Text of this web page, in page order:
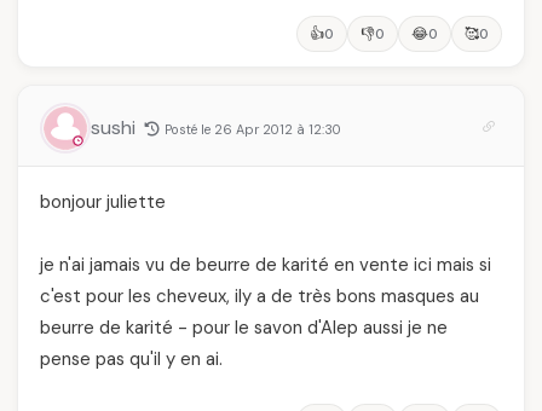
👍0 👎0 😂0 🥰0
sushi Posté le 26 Apr 2012 à 12:30
bonjour juliette
je n'ai jamais vu de beurre de karité en vente ici mais si
c'est pour les cheveux, ily a de très bons masques au
beurre de karité - pour le savon d'Alep aussi je ne
pense pas qu'il y en ai.